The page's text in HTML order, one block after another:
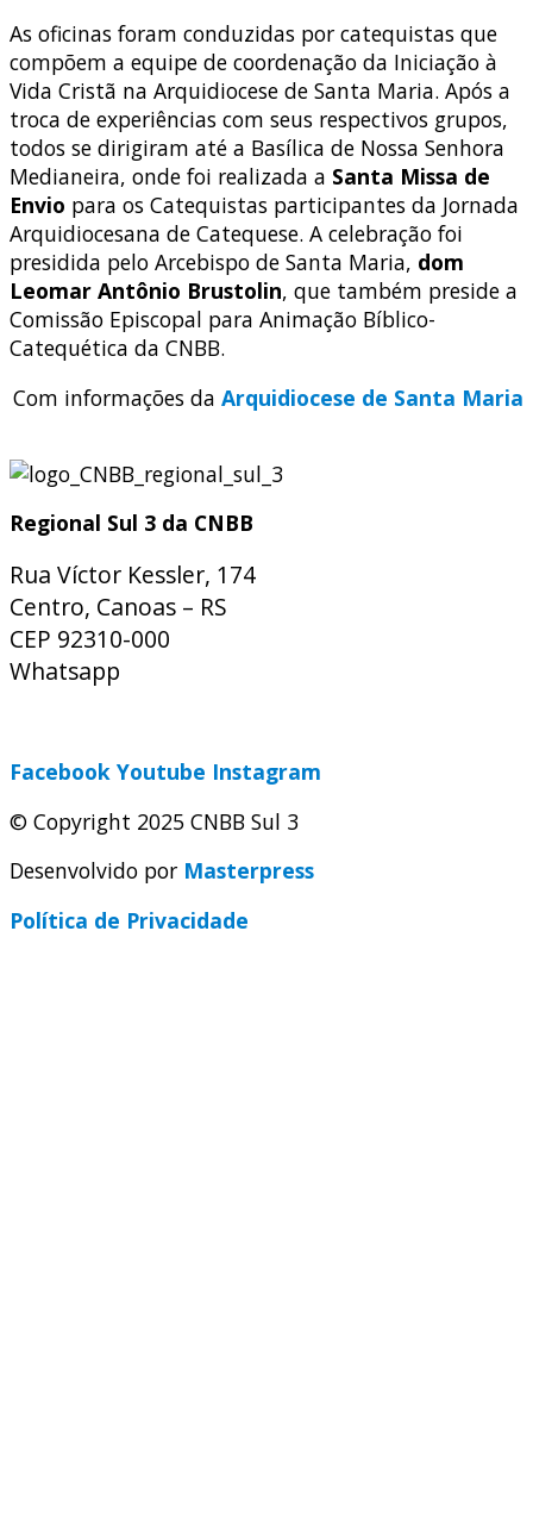
As oficinas foram conduzidas por catequistas que
compõem a equipe de coordenação da Iniciação à
Vida Cristã na Arquidiocese de Santa Maria. Após a
troca de experiências com seus respectivos grupos,
todos se dirigiram até a Basílica de Nossa Senhora
Medianeira, onde foi realizada a Santa Missa de
Envio para os Catequistas participantes da Jornada
Arquidiocesana de Catequese. A celebração foi
presidida pelo Arcebispo de Santa Maria, dom
Leomar Antônio Brustolin, que também preside a
Comissão Episcopal para Animação Bíblico-
Catequética da CNBB.
Com informações da Arquidiocese de Santa Maria
Regional Sul 3 da CNBB
Rua Víctor Kessler, 174
Centro, Canoas – RS
CEP 92310-000
Whatsapp
Facebook Youtube Instagram
© Copyright 2025 CNBB Sul 3
Desenvolvido por Masterpress
Política de Privacidade